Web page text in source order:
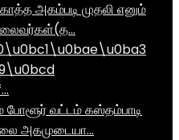
அகம்படி முதலி எனும்
வட்டம் கஸ்தம்பாடி
அகமுடையா…